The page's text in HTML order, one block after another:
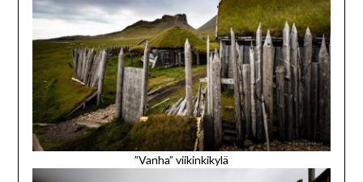
”Vanha” viikinkikylä